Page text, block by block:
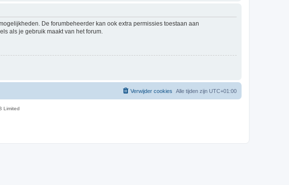
De forumbeheerder kan ook extra permissies toestaan aan
als je gebruik maakt van het forum.
Alle tijden zijn UTC+01:00
Verwijder cookies
Limited